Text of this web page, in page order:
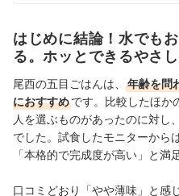
り、引退後に危機
防災対策を実技と
る。
はじめに結論！水でも
る。ホッとできるやさ
尾西の五目ごはんは、
年齢を問
におすすめです。比較したほか
人を選ぶものがあったのに対し
でした。試食したモニターから
「本格的で完成度が高い」と満
口コミどおり「やや薄味」と感